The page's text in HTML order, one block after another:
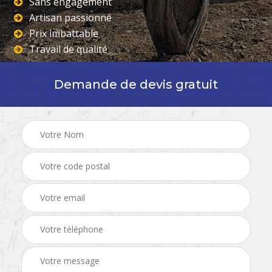
Artisan passionné
Prix imbattable
Travail de qualité
Demande de devis gratuit